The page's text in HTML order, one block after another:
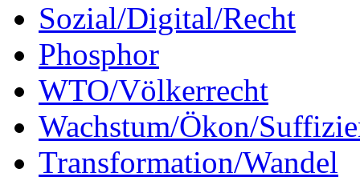
Sozial/Digital/Recht
Phosphor
WTO/Völkerrecht
Wachstum/Ökon/
Transformation/Wandel